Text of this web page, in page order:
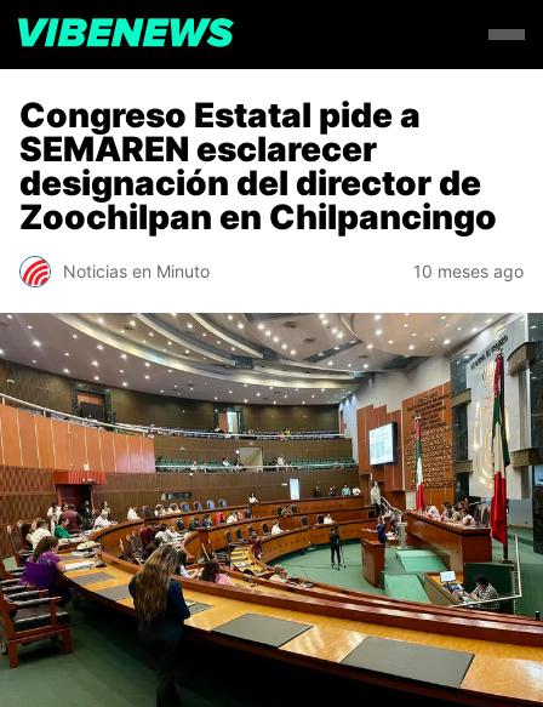
Congreso Estatal pide a
SEMAREN esclarecer
designación del director de
Zoochilpan en Chilpancingo
Noticias en Minuto 10 meses ago